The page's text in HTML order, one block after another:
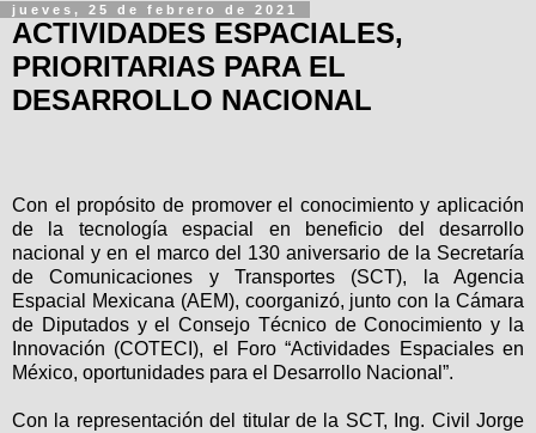
jueves, 25 de febrero de 2021
ACTIVIDADES ESPACIALES,
PRIORITARIAS PARA EL
DESARROLLO NACIONAL
Con el propósito de promover el conocimiento y aplicación
de la tecnología espacial en beneficio del desarrollo
nacional y en el marco del 130 aniversario de la Secretaría
de Comunicaciones y Transportes (SCT), la Agencia
Espacial Mexicana (AEM), coorganizó, junto con la Cámara
de Diputados y el Consejo Técnico de Conocimiento y la
Innovación (COTECI), el Foro “Actividades Espaciales en
México, oportunidades para el Desarrollo Nacional”.
Con la representación del titular de la SCT, Ing. Civil Jorge